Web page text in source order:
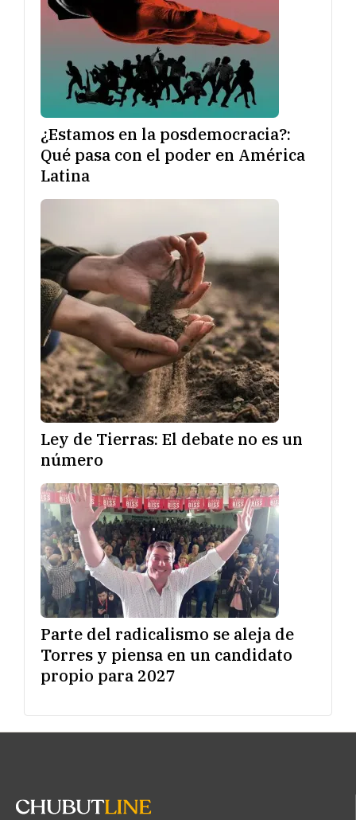
¿Estamos en la posdemocracia?:
Qué pasa con el poder en América
Latina
Ley de Tierras: El debate no es un
número
Parte del radicalismo se aleja de
Torres y piensa en un candidato
propio para 2027